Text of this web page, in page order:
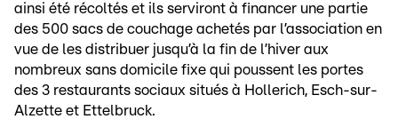
ainsi été récoltés et ils serviront à financer une partie
des 500 sacs de couchage achetés par l’association en
vue de les distribuer jusqu’à la fin de l’hiver aux
nombreux sans domicile fixe qui poussent les portes
des 3 restaurants sociaux situés à Hollerich, Esch-sur-
Alzette et Ettelbruck.